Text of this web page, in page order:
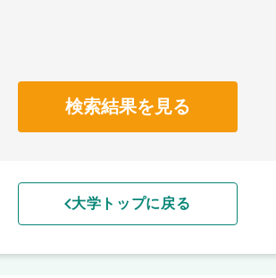
検索結果を見る
大学トップに戻る